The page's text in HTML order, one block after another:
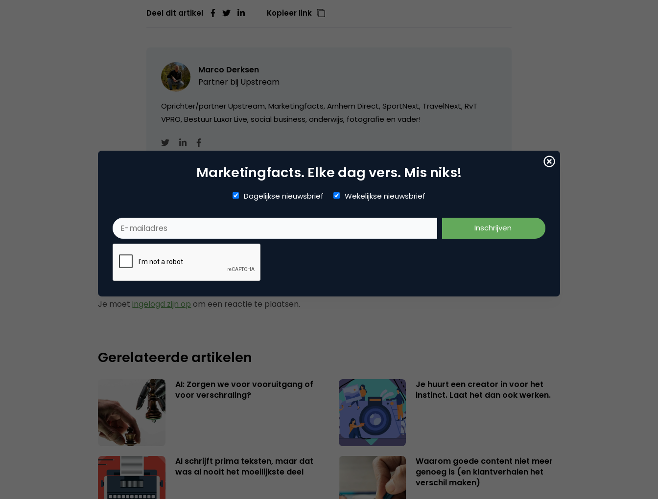
Deel dit artikel Kopieer link
Marco Derksen
Partner bij Upstream
Oprichter/partner Upstream, Marketingfacts, Arnhem Direct, SportNext, TravelNext, RvT
VPRO, Bestuur Luxor Live, social business, onderwijs, fotografie en vader!
Contentmarketing & Storytelling
Tags
Plaats reactie
Je moet ingelogd zijn op om een reactie te plaatsen.
Gerelateerde artikelen
AI: Zorgen we voor vooruitgang of
voor verschraling?
Je huurt een creator in voor het
instinct. Laat het dan ook werken.
AI schrijft prima teksten, maar dat
was al nooit het moeilijkste deel
Waarom goede content niet meer
genoeg is (en klantverhalen het
verschil maken)
Marketingfacts. Elke dag vers. Mis niks!
Dagelijkse nieuwsbrief Wekelijkse nieuwsbrief